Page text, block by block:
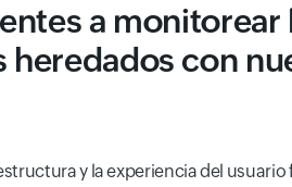
a
heredados con
y la experiencia del usuario